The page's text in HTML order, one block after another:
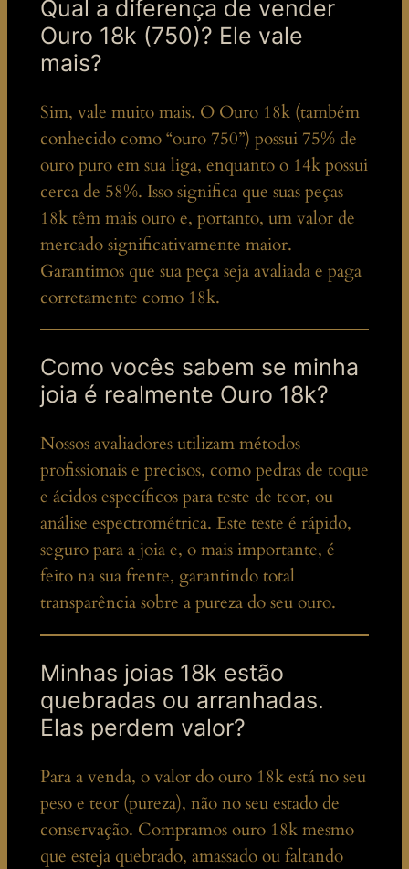
Qual a diferença de vender
Ouro 18k (750)? Ele vale
mais?
Sim, vale muito mais. O Ouro 18k (também
conhecido como “ouro 750”) possui 75% de
ouro puro em sua liga, enquanto o 14k possui
cerca de 58%. Isso significa que suas peças
18k têm mais ouro e, portanto, um valor de
mercado significativamente maior.
Garantimos que sua peça seja avaliada e paga
corretamente como 18k.
Como vocês sabem se minha
joia é realmente Ouro 18k?
Nossos avaliadores utilizam métodos
profissionais e precisos, como pedras de toque
e ácidos específicos para teste de teor, ou
análise espectrométrica. Este teste é rápido,
seguro para a joia e, o mais importante, é
feito na sua frente, garantindo total
transparência sobre a pureza do seu ouro.
Minhas joias 18k estão
quebradas ou arranhadas.
Elas perdem valor?
Para a venda, o valor do ouro 18k está no seu
peso e teor (pureza), não no seu estado de
conservação. Compramos ouro 18k mesmo
que esteja quebrado, amassado ou faltando